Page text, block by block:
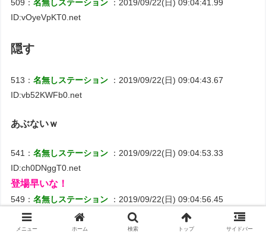
509：名無しステーション
：2019/09/22(日) 09:04:41.99
ID:vOyeVpKT0.net
隠す
513：名無しステーション
：2019/09/22(日) 09:04:43.67
ID:vb52KWFb0.net
あぶないｗ
541：名無しステーション
：2019/09/22(日) 09:04:53.33
ID:ch0DNggT0.net
登場早いな！
549：名無しステーション
：2019/09/22(日) 09:04:56.45
ID:x+nlP2Ht0.net
まだバラせない
メニュー ホーム 検索 トップ サイドバー